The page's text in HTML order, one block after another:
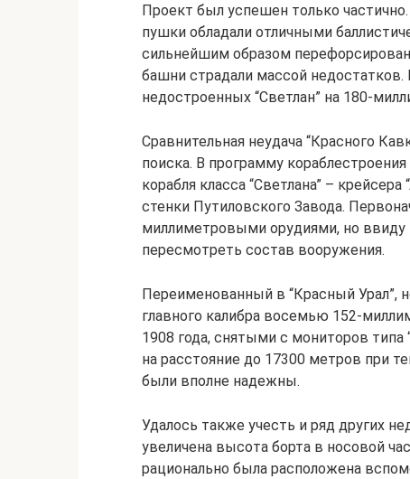
Проект был успешен только
пушки обладали отличными
сильнейшим образом
башни страдали массой недостатков.
недостроенных “Светлан” на 180-
Сравнительная неудача “Красного
поиска. В программу
корабля класса “Светлана” –
стенки Путиловского Завода.
миллиметровыми орудиями, но
пересмотреть состав вооружения.
Переименованный в “Красный Урал”,
главного калибра восемью 152-
1908 года, снятыми с мониторов
на расстояние до 17300 метров при
были вполне надежны.
Удалось также учесть и ряд других
увеличена высота борта в носовой
рационально была расположена